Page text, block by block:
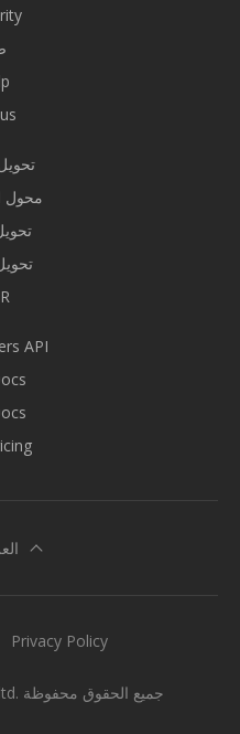
محول
API
© 2014–2026 Convertio ltd. جميع الحقوق محفوظة
Privacy Policy